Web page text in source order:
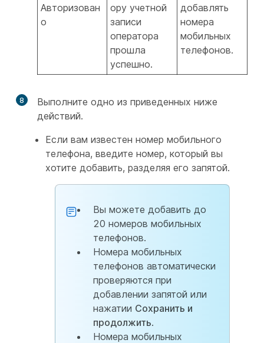
Авторизован
о
ору учетной
записи
оператора
прошла
успешно.
добавлять
номера
мобильных
телефонов.
8
Выполните одно из приведенных ниже
действий.
Если вам известен номер мобильного
телефона, введите номер, который вы
хотите добавить, разделяя его запятой.
Вы можете добавить до
20 номеров мобильных
телефонов.
Номера мобильных
телефонов автоматически
проверяются при
добавлении запятой или
нажатии Сохранить и
продолжить.
Номера мобильных